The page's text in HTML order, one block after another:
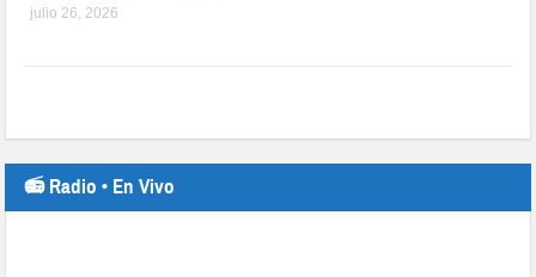
julio 26, 2026
📻 Radio • En Vivo